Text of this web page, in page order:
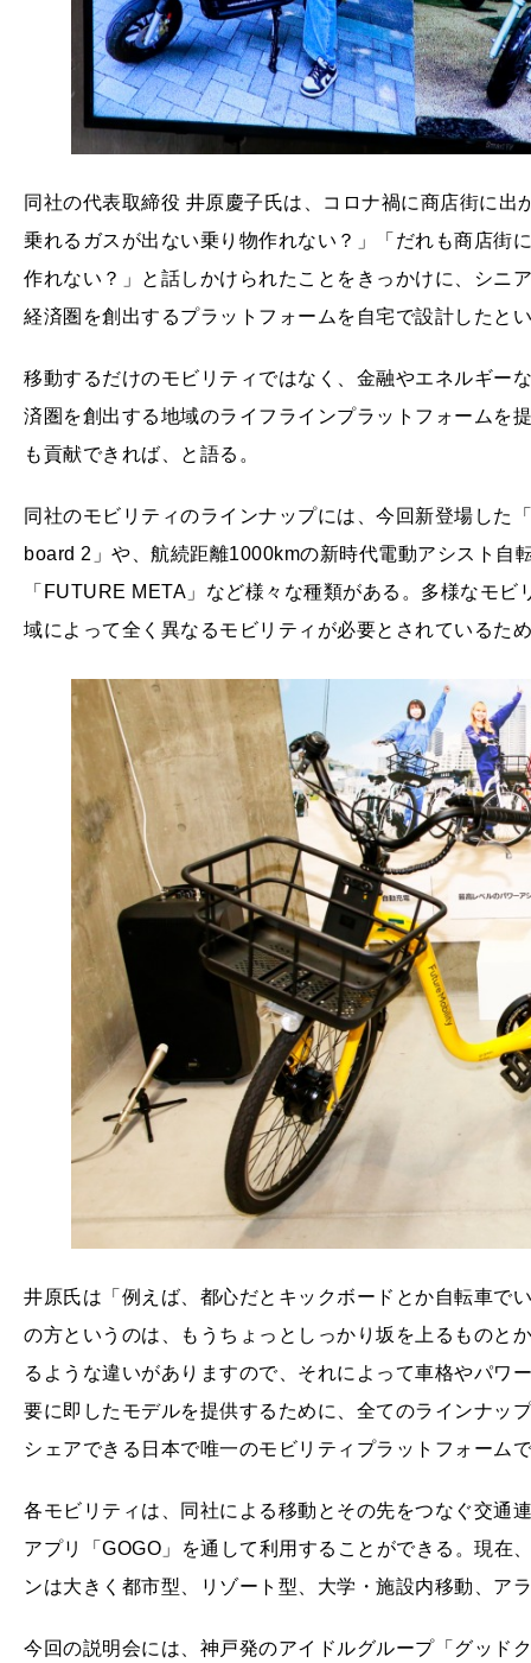
同社の代表取締役 井原慶子氏は、コロナ禍に商店街に
乗れるガスが出ない乗り物作れない？」「だれも商店街
作れない？」と話しかけられたことをきっかけに、シニ
経済圏を創出するプラットフォームを自宅で設計したと
移動するだけのモビリティではなく、金融やエネルギー
済圏を創出する地域のライフラインプラットフォームを
も貢献できれば、と語る。
同社のモビリティのラインナップには、今回新登場した
board 2」や、航続距離1000kmの新時代電動アシスト自
「FUTURE META」など様々な種類がある。多様なモ
域によって全く異なるモビリティが必要とされているた
井原氏は「例えば、都心だとキックボードとか自転車で
の方というのは、もうちょっとしっかり坂を上るものと
るような違いがありますので、それによって車格やパワ
要に即したモデルを提供するために、全てのラインナッ
シェアできる日本で唯一のモビリティプラットフォーム
各モビリティは、同社による移動とその先をつなぐ交通
アプリ「GOGO」を通して利用することができる。現在
ンは大きく都市型、リゾート型、大学・施設内移動、ア
今回の説明会には、神戸発のアイドルグループ「グッド